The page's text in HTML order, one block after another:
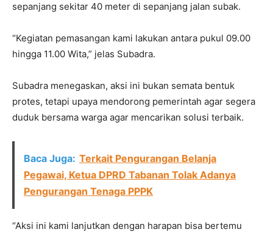
sepanjang sekitar 40 meter di sepanjang jalan subak.
“Kegiatan pemasangan kami lakukan antara pukul 09.00
hingga 11.00 Wita,” jelas Subadra.
Subadra menegaskan, aksi ini bukan semata bentuk
protes, tetapi upaya mendorong pemerintah agar segera
duduk bersama warga agar mencarikan solusi terbaik.
Baca Juga: Terkait Pengurangan Belanja
Pegawai, Ketua DPRD Tabanan Tolak Adanya
Pengurangan Tenaga PPPK
“Aksi ini kami lanjutkan dengan harapan bisa bertemu